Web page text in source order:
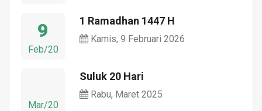
9
Feb/20
1 Ramadhan 1447 H
Kamis, 9 Februari 2026
Mar/20
Suluk 20 Hari
Rabu, Maret 2025